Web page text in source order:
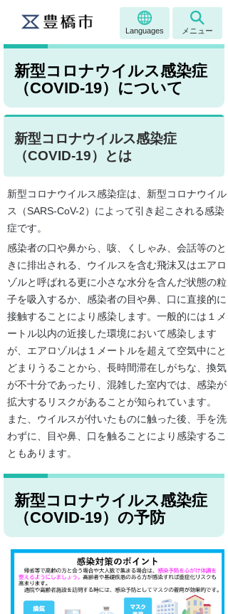
Languages メニュー
新型コロナウイルス感染症
（COVID-19）について
新型コロナウイルス感染症
（COVID-19）とは
新型コロナウイルス感染症は、新型コロナウイル
ス（SARS-CoV-2）によって引き起こされる感染
症です。
感染者の口や鼻から、咳、くしゃみ、会話等のと
きに排出される、ウイルスを含む飛沫又はエアロ
ゾルと呼ばれる更に小さな水分を含んだ状態の粒
子を吸入するか、感染者の目や鼻、口に直接的に
接触することにより感染します。一般的には１メ
ートル以内の近接した環境において感染します
が、エアロゾルは１メートルを超えて空気中にと
どまりうることから、長時間滞在しがちな、換気
が不十分であったり、混雑した室内では、感染が
拡大するリスクがあることが知られています。
また、ウイルスが付いたものに触った後、手を洗
わずに、目や鼻、口を触ることにより感染するこ
ともあります。
新型コロナウイルス感染症
（COVID-19）の予防